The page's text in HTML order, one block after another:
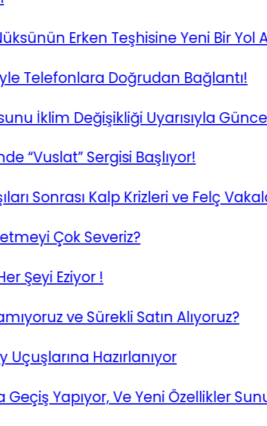
Erken Teşhisine Yeni Bir Yol
Doğrudan Bağlantı!
İklim Değişikliği Uyarısıyla
Sergisi Başlıyor!
Sonrası Kalp Krizleri ve Felç Vakaları
Çok Severiz?
Eziyor !
ve Sürekli Satın Alıyoruz?
Hazırlanıyor
Yapıyor, Ve Yeni Özellikler Sunuyor